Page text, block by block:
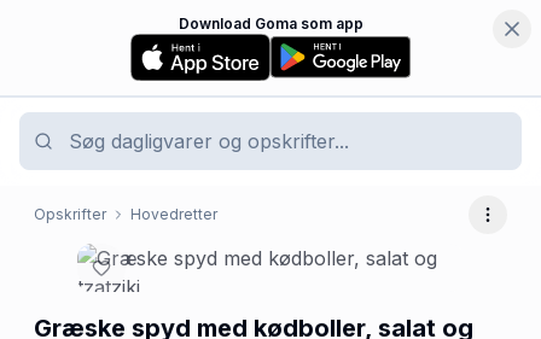
Download Goma som app
Opskrifter Hovedretter Flere
Græske spyd med kødboller, salat og